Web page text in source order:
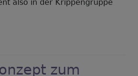
also in der Krippengruppe
zum